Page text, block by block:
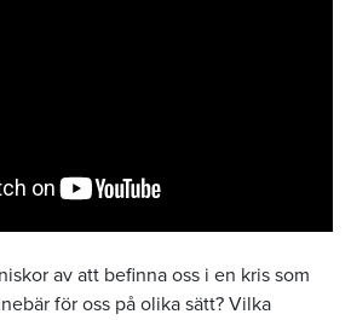
av att befinna oss i en kris som
för oss på olika sätt? Vilka